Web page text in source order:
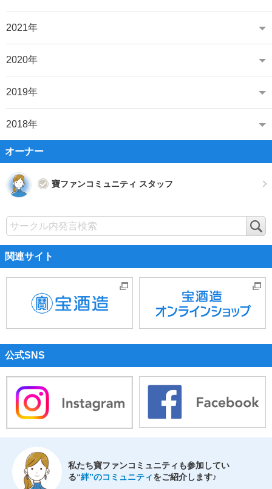
2021年
2020年
2019年
2018年
オーナー
寶ファンコミュニティ スタッフ
関連サイト
公式SNS
私たち寶ファンコミュニティも参加してい
る“絆”のコミュニティをご紹介します♪